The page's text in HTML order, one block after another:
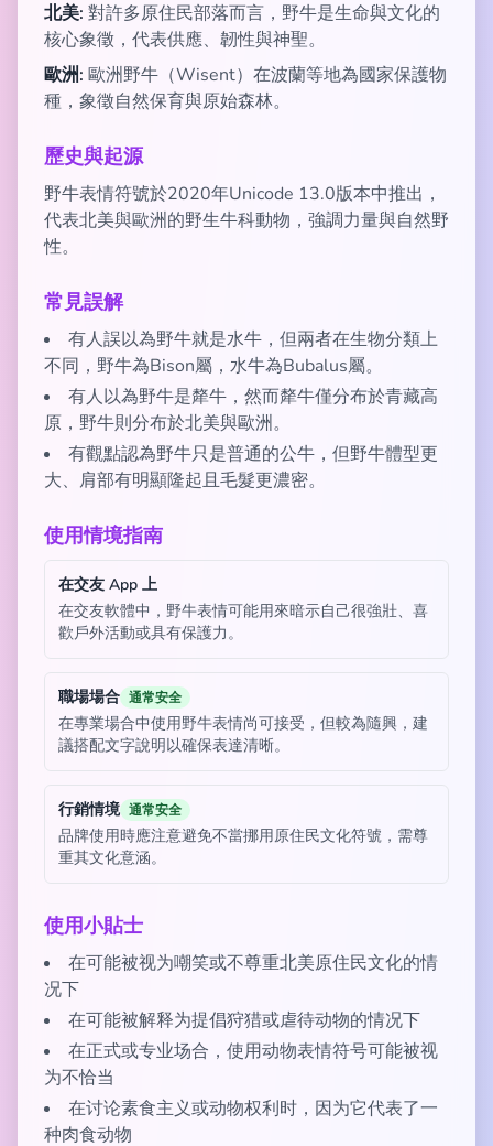
北美: 對許多原住民部落而言，野牛是生命與文化的
核心象徵，代表供應、韌性與神聖。
歐洲: 歐洲野牛（Wisent）在波蘭等地為國家保護物
種，象徵自然保育與原始森林。
歷史與起源
野牛表情符號於2020年Unicode 13.0版本中推出，
代表北美與歐洲的野生牛科動物，強調力量與自然野
性。
常見誤解
有人誤以為野牛就是水牛，但兩者在生物分類上
不同，野牛為Bison屬，水牛為Bubalus屬。
有人以為野牛是犛牛，然而犛牛僅分布於青藏高
原，野牛則分布於北美與歐洲。
有觀點認為野牛只是普通的公牛，但野牛體型更
大、肩部有明顯隆起且毛髮更濃密。
使用情境指南
在交友 App 上
在交友軟體中，野牛表情可能用來暗示自己很強壯、喜
歡戶外活動或具有保護力。
職場場合 通常安全
在專業場合中使用野牛表情尚可接受，但較為隨興，建
議搭配文字說明以確保表達清晰。
行銷情境 通常安全
品牌使用時應注意避免不當挪用原住民文化符號，需尊
重其文化意涵。
使用小貼士
在可能被视为嘲笑或不尊重北美原住民文化的情
况下
在可能被解释为提倡狩猎或虐待动物的情况下
在正式或专业场合，使用动物表情符号可能被视
为不恰当
在讨论素食主义或动物权利时，因为它代表了一
种肉食动物